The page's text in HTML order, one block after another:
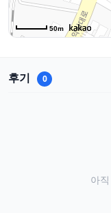
50m
후기 0
아